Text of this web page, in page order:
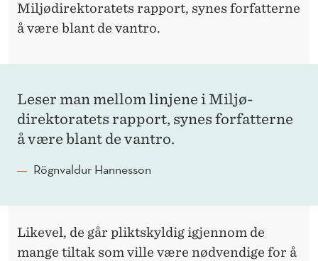
Miljø­direktoratets rapport, synes forfatterne
å være blant de vantro.
Leser man mellom linjene i Miljø­
direktoratets rapport, synes forfatterne
å være blant de vantro.
Rögnvaldur Hannesson
Likevel, de går pliktskyldig igjennom de
mange tiltak som ville være nødvendige for å